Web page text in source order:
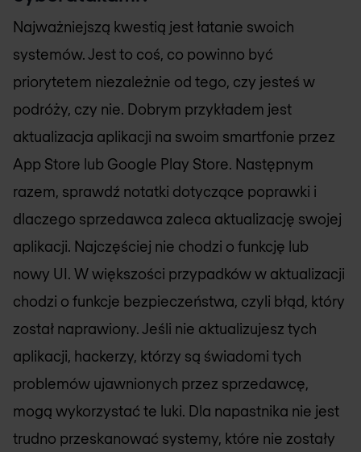
Najważniejszą kwestią jest łatanie swoich
systemów. Jest to coś, co powinno być
priorytetem niezależnie od tego, czy jesteś w
podróży, czy nie. Dobrym przykładem jest
aktualizacja aplikacji na swoim smartfonie przez
App Store lub Google Play Store. Następnym
razem, sprawdź notatki dotyczące poprawki i
dlaczego sprzedawca zaleca aktualizację swojej
aplikacji. Najczęściej nie chodzi o funkcję lub
nowy UI. W większości przypadków w aktualizacji
chodzi o funkcje bezpieczeństwa, czyli błąd, który
został naprawiony. Jeśli nie aktualizujesz tych
aplikacji, hackerzy, którzy są świadomi tych
problemów ujawnionych przez sprzedawcę,
mogą wykorzystać te luki. Dla napastnika nie jest
trudno przeskanować systemy, które nie zostały